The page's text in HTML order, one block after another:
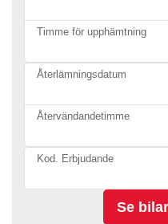
Timme för upphämtning
Återlämningsdatum
Återvändandetimme
Kod. Erbjudande